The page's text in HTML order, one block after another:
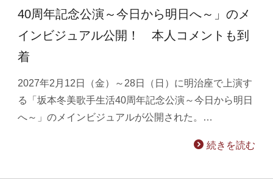
40周年記念公演～今日から明日へ～」のメ
インビジュアル公開！ 本人コメントも到
着
2027年2月12日（金）～28日（日）に明治座で上演す
る「坂本冬美歌手生活40周年記念公演～今日から明日
へ～」のメインビジュアルが公開された。…
続きを読む